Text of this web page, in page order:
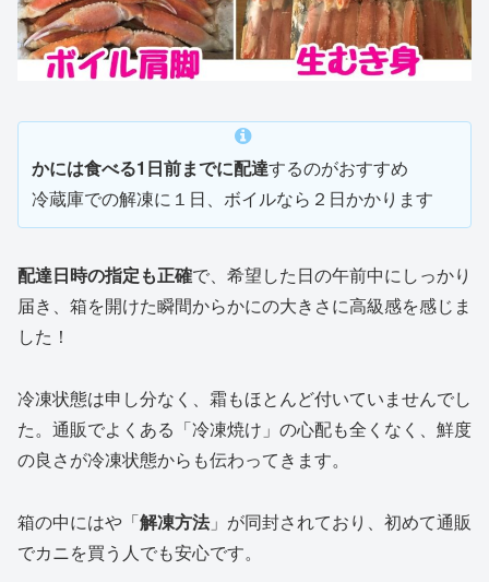
かには食べる1日前までに配達するのがおすすめ
冷蔵庫での解凍に１日、ボイルなら２日かかります
配達日時の指定も正確で、希望した日の午前中にしっかり
届き、箱を開けた瞬間からかにの大きさに高級感を感じま
した！
冷凍状態は申し分なく、霜もほとんど付いていませんでし
た。通販でよくある「冷凍焼け」の心配も全くなく、鮮度
の良さが冷凍状態からも伝わってきます。
箱の中にはや「解凍方法」が同封されており、初めて通販
でカニを買う人でも安心です。